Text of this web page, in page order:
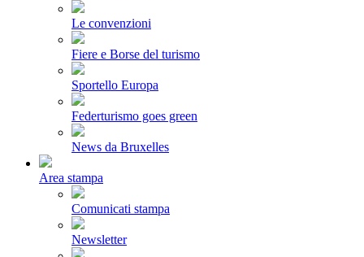
Le convenzioni
Fiere e Borse del turismo
Sportello Europa
Federturismo goes green
News da Bruxelles
Area stampa
Comunicati stampa
Newsletter